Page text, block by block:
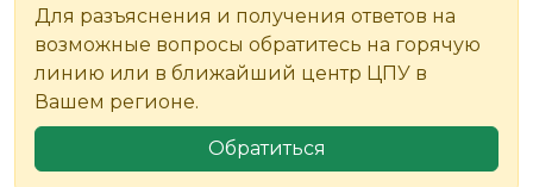
Для разъяснения и получения ответов на
возможные вопросы обратитесь на горячую
линию или в ближайший центр ЦПУ в
Вашем регионе.
Обратиться